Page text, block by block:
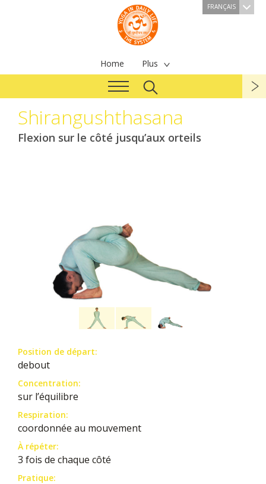
FRANÇAIS
Home Plus
Shirangushthasana
Flexion sur le côté jusqu’aux orteils
Position de départ:
debout
Concentration:
sur l’équilibre
Respiration:
coordonnée au mouvement
À répéter:
3 fois de chaque côté
Pratique: